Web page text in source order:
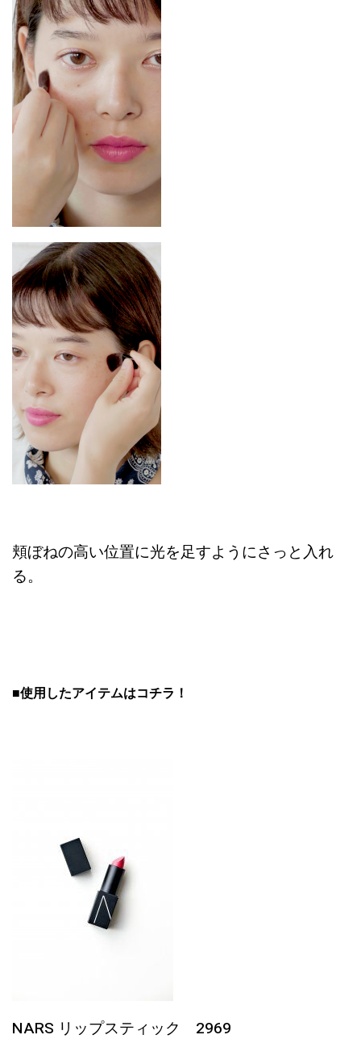
頬ぼねの高い位置に光を足すようにさっと入れ
る。
■使用したアイテムはコチラ！
NARS リップスティック 2969